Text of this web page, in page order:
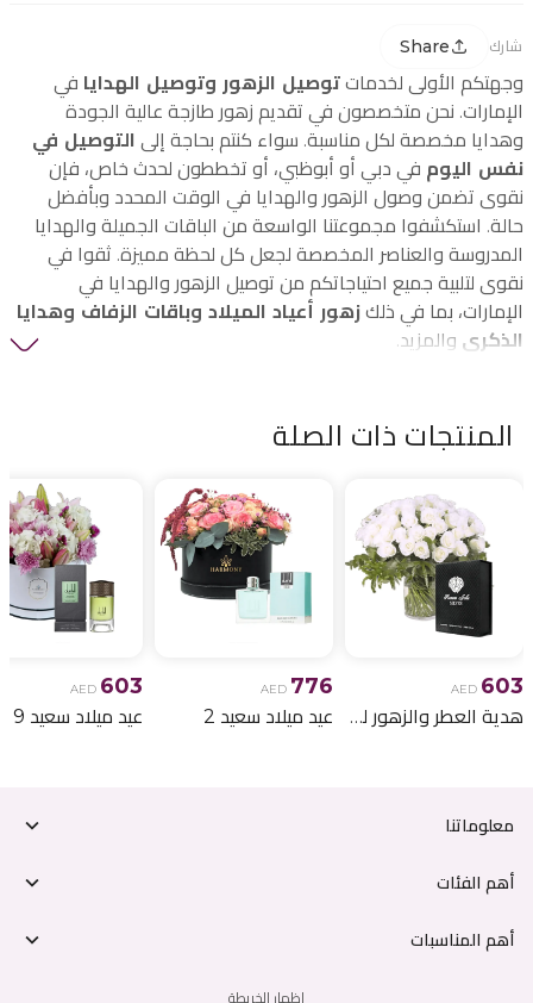
شارك Share
وجهتكم الأولى لخدمات توصيل الزهور وتوصيل الهدايا في
الإمارات. نحن متخصصون في تقديم زهور طازجة عالية الجودة
وهدايا مخصصة لكل مناسبة. سواء كنتم بحاجة إلى التوصيل في
نفس اليوم في دبي أو أبوظبي، أو تخططون لحدث خاص، فإن
نقوى تضمن وصول الزهور والهدايا في الوقت المحدد وبأفضل
حالة. استكشفوا مجموعتنا الواسعة من الباقات الجميلة والهدايا
المدروسة والعناصر المخصصة لجعل كل لحظة مميزة. ثقوا في
نقوى لتلبية جميع احتياجاتكم من توصيل الزهور والهدايا في
الإمارات، بما في ذلك زهور أعياد الميلاد وباقات الزفاف وهدايا
الذكرى والمزيد.
المنتجات ذات الصلة
AED 603
هدية العطر والزهور لعيد الميلاد 6
AED 776
عيد ميلاد سعيد 2
AED 603
عيد ميلاد سعيد 9
معلوماتنا
أهم الفئات
أهم المناسبات
إظهار الخريطة